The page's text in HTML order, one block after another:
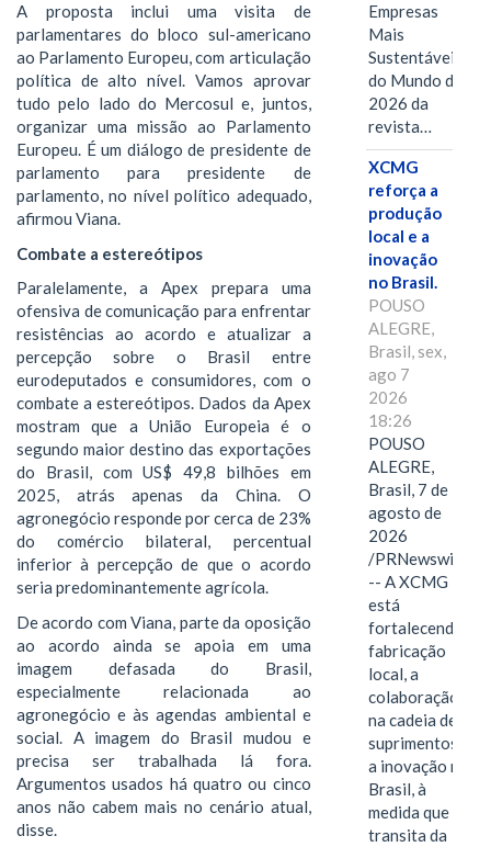
A proposta inclui uma visita de
parlamentares do bloco sul-americano
ao Parlamento Europeu, com articulação
política de alto nível. Vamos aprovar
tudo pelo lado do Mercosul e, juntos,
organizar uma missão ao Parlamento
Europeu. É um diálogo de presidente de
parlamento para presidente de
parlamento, no nível político adequado,
afirmou Viana.
Combate a estereótipos
Paralelamente, a Apex prepara uma
ofensiva de comunicação para enfrentar
resistências ao acordo e atualizar a
percepção sobre o Brasil entre
eurodeputados e consumidores, com o
combate a estereótipos. Dados da Apex
mostram que a União Europeia é o
segundo maior destino das exportações
do Brasil, com US$ 49,8 bilhões em
2025, atrás apenas da China. O
agronegócio responde por cerca de 23%
do comércio bilateral, percentual
inferior à percepção de que o acordo
seria predominantemente agrícola.
De acordo com Viana, parte da oposição
ao acordo ainda se apoia em uma
imagem defasada do Brasil,
especialmente relacionada ao
agronegócio e às agendas ambiental e
social. A imagem do Brasil mudou e
precisa ser trabalhada lá fora.
Argumentos usados há quatro ou cinco
anos não cabem mais no cenário atual,
disse.
Empresas
Mais
Sustentáveis
do Mundo de
2026 da
revista…
XCMG
reforça a
produção
local e a
inovação
no Brasil.
POUSO
ALEGRE,
Brasil, sex,
ago 7
2026
18:26
POUSO
ALEGRE,
Brasil, 7 de
agosto de
2026
/PRNewswire/
-- A XCMG
está
fortalecendo a
fabricação
local, a
colaboração
na cadeia de
suprimentos e
a inovação no
Brasil, à
medida que
transita da